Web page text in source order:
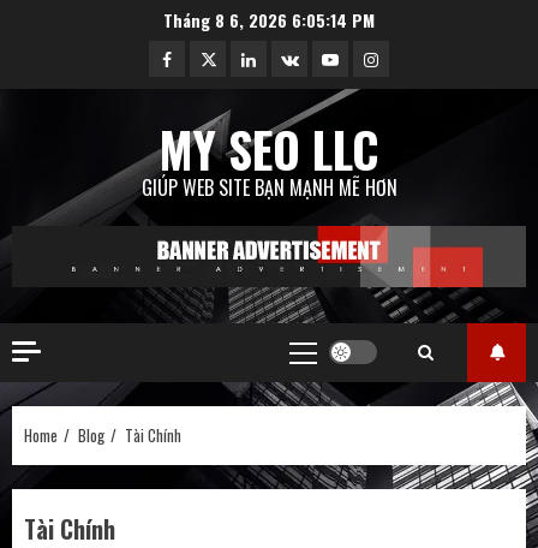
Tháng 8 6, 2026 6:05:15 PM
Facebook
TwitterLinkedin
VK YoutubeInstagram
MY SEO LLC
GIÚP WEB SITE BẠN MẠNH MẼ HƠN
Primary
Menu
Home Blog Tài Chính
Tài Chính